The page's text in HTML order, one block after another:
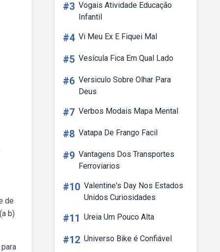
de
b)
#3 Vogais Atividade Educação
Infantil
#4 Vi Meu Ex E Fiquei Mal
#5 Vesícula Fica Em Qual Lado
#6 Versiculo Sobre Olhar Para
Deus
#7 Verbos Modais Mapa Mental
#8 Vatapa De Frango Facil
#9 Vantagens Dos Transportes
Ferroviarios
#10 Valentine's Day Nos Estados
Unidos Curiosidades
#11 Ureia Um Pouco Alta
#12 Universo Bike é Confiável